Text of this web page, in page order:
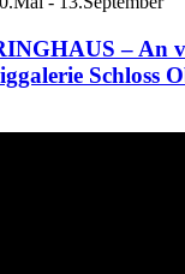
– An
Schloss